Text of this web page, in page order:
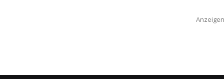
Anzeigen